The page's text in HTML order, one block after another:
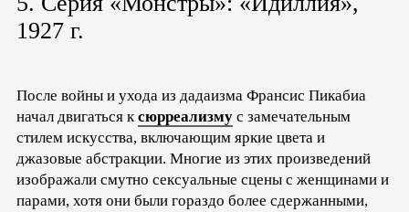
1927 г.
После войны и ухода из дадаизма Франсис Пикабиа
начал двигаться ксюрреализму с замечательным
стилем искусства, включающим яркие цвета и
джазовые абстракции. Многие из этих произведений
изображали смутно сексуальные сцены с женщинами и
парами, хотя они были гораздо более сдержанными,